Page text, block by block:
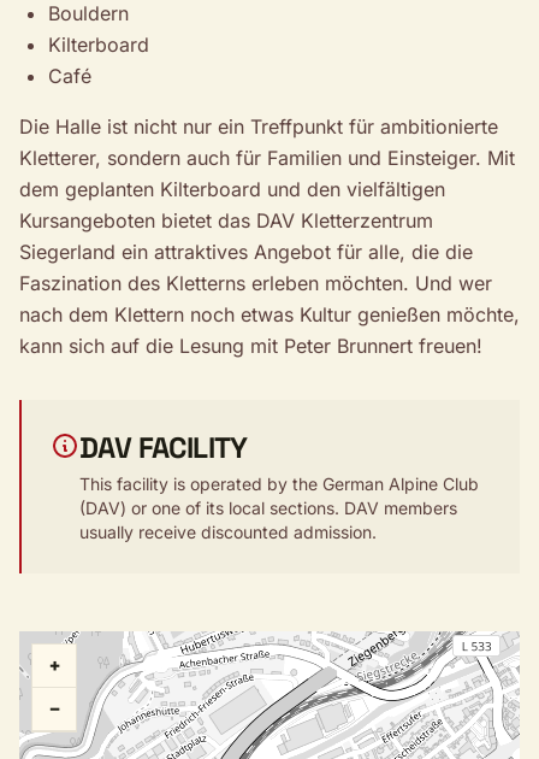
Bouldern
Kilterboard
Café
Die Halle ist nicht nur ein Treffpunkt für ambitionierte
Kletterer, sondern auch für Familien und Einsteiger. Mit
dem geplanten Kilterboard und den vielfältigen
Kursangeboten bietet das DAV Kletterzentrum
Siegerland ein attraktives Angebot für alle, die die
Faszination des Kletterns erleben möchten. Und wer
nach dem Klettern noch etwas Kultur genießen möchte,
kann sich auf die Lesung mit Peter Brunnert freuen!
DAV FACILITY
This facility is operated by the German Alpine Club
(DAV) or one of its local sections. DAV members
usually receive discounted admission.
+
−